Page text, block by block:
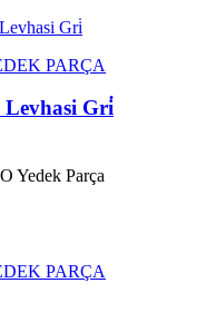
PARÇA
Gri̇
Yedek Parça
PARÇA